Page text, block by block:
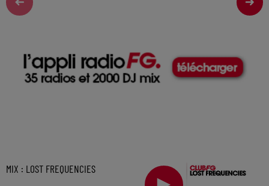
MIX : LOST FREQUENCIES